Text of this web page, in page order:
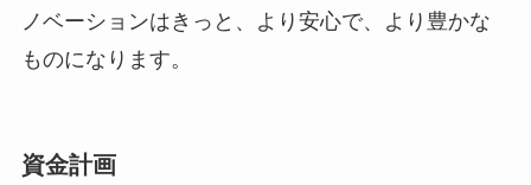
ノベーションはきっと、より安心で、より豊かな
ものになります。
資金計画